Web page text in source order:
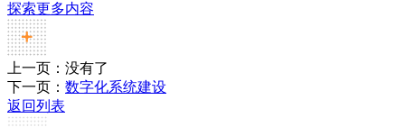
探索更多内容
上一页： 没有了
下一页： 数字化系统建设
返回列表